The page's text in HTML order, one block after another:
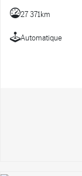
27 371km
Automatique